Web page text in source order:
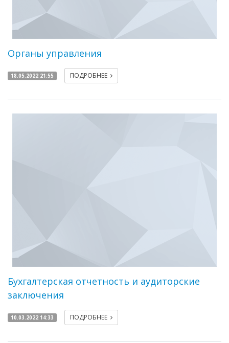
Органы управления
18.05.2022 21:55 ПОДРОБНЕЕ
Бухгалтерская отчетность и аудиторские
заключения
10.03.2022 14:33 ПОДРОБНЕЕ